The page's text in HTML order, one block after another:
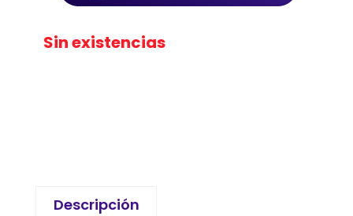
Sin existencias
Descripción